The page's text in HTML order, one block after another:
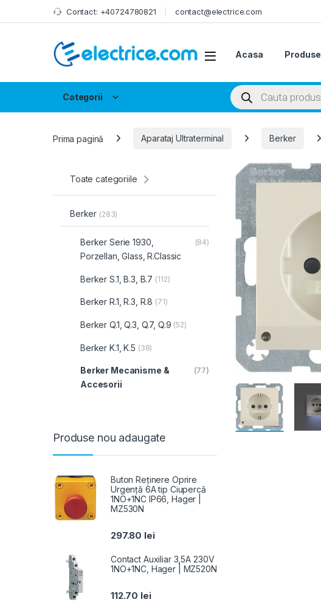
Skip to navigation
Skip to content Contact: +40724780821 contact@electrice.com
Acasa Produse
Categorii
Products search
Prima pagină Aparataj Ultraterminal Berker
Toate categoriile
Berker (283)
Berker Serie 1930,
Porzellan, Glass, R.Classic
(84)
Berker S.1, B.3, B.7 (112)
Berker R.1, R.3, R.8 (71)
Berker Q.1, Q.3, Q.7, Q.9 (52)
Berker K.1, K.5 (38)
Berker Mecanisme &
Accesorii
(77)
Produse nou adaugate
Buton Reținere Oprire
Urgență 6A tip Ciupercă
1NO+1NC IP66, Hager |
MZ530N
297.80 lei
Contact Auxiliar 3,5A 230V
1NO+1NC, Hager | MZ520N
112.70 lei